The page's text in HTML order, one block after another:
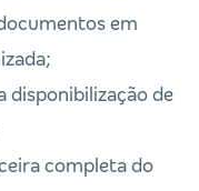
em
disponibilização de
completa do